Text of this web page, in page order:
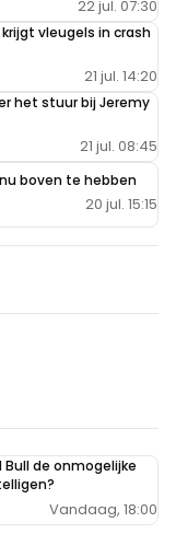
22 jul. 07:30
vleugels in crash
21 jul. 14:20
het stuur bij Jeremy
21 jul. 08:45
boven te hebben
20 jul. 15:15
Bull de onmogelijke
Vandaag, 18:00